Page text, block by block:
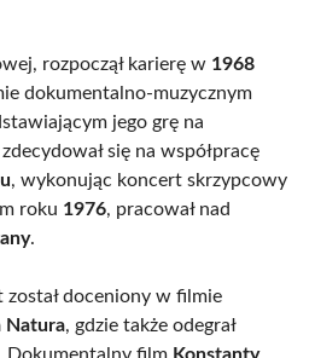
rozpoczął karierę w 1968
dokumentalno-muzycznym
jego grę na
się na współpracę
, wykonując koncert skrzypcowy
roku 1976, pracował nad
.
doceniony w filmie
Natura, gdzie także odegrał